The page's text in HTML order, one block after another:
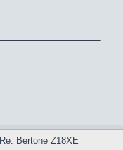
Re: Bertone Z18XE